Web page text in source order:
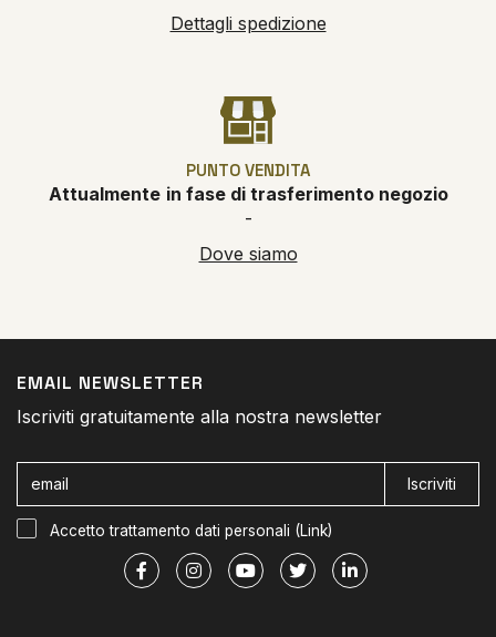
Dettagli spedizione
PUNTO VENDITA
Attualmente in fase di trasferimento negozio
-
Dove siamo
EMAIL NEWSLETTER
Iscriviti gratuitamente alla nostra newsletter
Iscriviti
Accetto trattamento dati personali (Link)